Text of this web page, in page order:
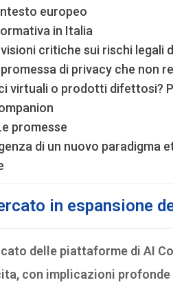
europeo
in Italia
visioni critiche sui rischi legali
di privacy che non
virtuali o prodotti difettosi?
promesse
di un nuovo paradigma
in espansione
delle piattaforme di AI
con implicazioni